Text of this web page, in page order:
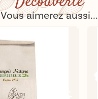
Vous aimerez aussi...